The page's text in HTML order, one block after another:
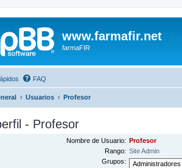
www.farmafir.net
farmaFIR
FAQ
Usuarios Profesor
- Profesor
Nombre de Usuario: Profesor
Rango: Site Admin
Grupos: